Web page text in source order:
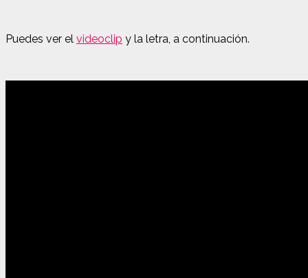
Puedes ver el videoclip y la letra, a continuación.